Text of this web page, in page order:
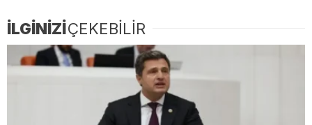
İLGİNİZİÇEKEBİLİR